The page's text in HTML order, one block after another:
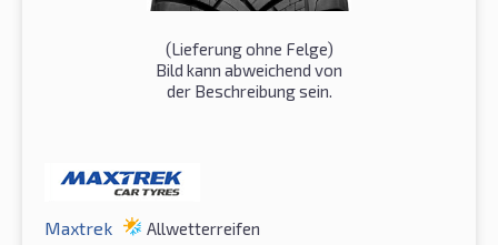
(Lieferung ohne Felge)
Bild kann abweichend von
der Beschreibung sein.
Maxtrek Allwetterreifen